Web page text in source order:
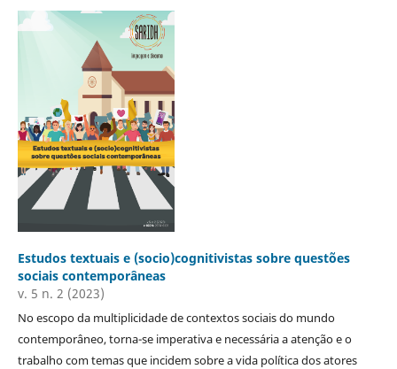
Estudos textuais e (socio)cognitivistas sobre questões
sociais contemporâneas
v. 5 n. 2 (2023)
No escopo da multiplicidade de contextos sociais do mundo
contemporâneo, torna-se imperativa e necessária a atenção e o
trabalho com temas que incidem sobre a vida política dos atores